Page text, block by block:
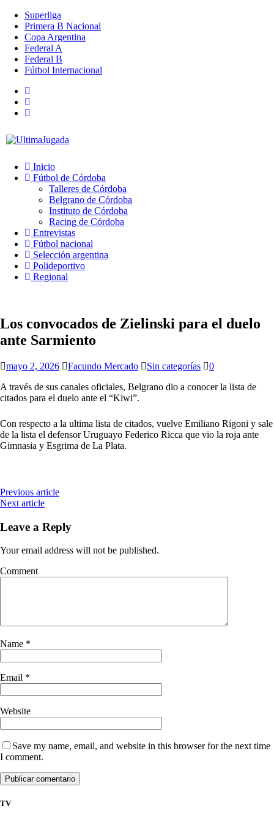
Superliga
Primera B Nacional
Copa Argentina
Federal A
Federal B
Fútbol Internacional
Inicio
Fútbol de Córdoba
Talleres de Córdoba
Belgrano de Córdoba
Instituto de Córdoba
Racing de Córdoba
Entrevistas
Fútbol nacional
Selección argentina
Polideportivo
Regional
Los convocados de Zielinski para el duelo
ante Sarmiento
mayo 2, 2026 Facundo Mercado Sin categorías
0
A través de sus canales oficiales, Belgrano dio a conocer la lista de
citados para el duelo ante el “Kiwi”.
Con respecto a la ultima lista de citados, vuelve Emiliano Rigoni y sale
de la lista el defensor Uruguayo Federico Ricca que vio la roja ante
Gimnasia y Esgrima de La Plata.
Previous article
Next article
Leave a Reply
Your email address will not be published.
Comment
Name *
Email *
Website
Save my name, email, and website in this browser for the next time
I comment.
TV